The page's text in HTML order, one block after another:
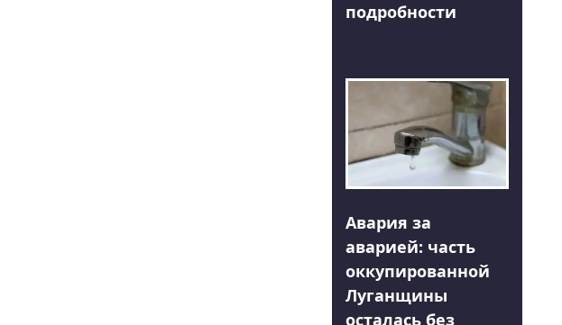
подробности
Авария за
аварией: часть
оккупированной
Луганщины
осталась без